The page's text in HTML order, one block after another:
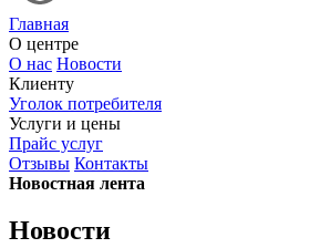
Главная
О центре
О нас Новости
Клиенту
Уголок потребителя
Услуги и цены
Прайс услуг
Отзывы Контакты
Новостная лента
Новости